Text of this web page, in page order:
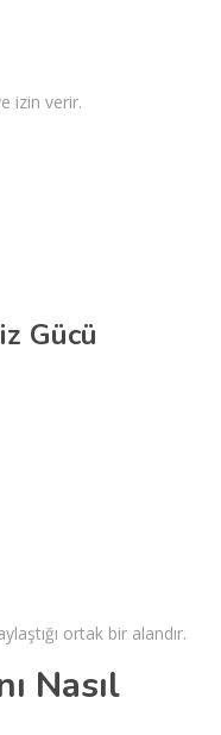
izin verir.
Gücü
ortak bir alandır.
Nasıl